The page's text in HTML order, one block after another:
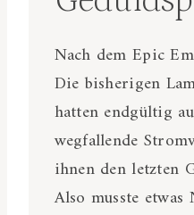
Nach dem Epic
Die bisherigen
hatten endgültig
wegfallende
ihnen den letzten
Also musste etwas